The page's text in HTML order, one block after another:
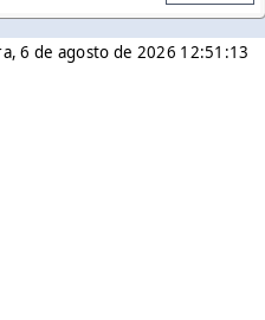
6 de agosto de 2026 12:51:13